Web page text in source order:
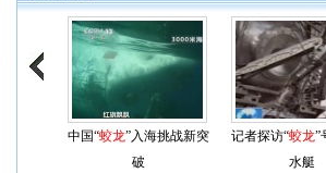
中国“蛟龙”入海挑战新突
破
记者探访“蛟龙”
水艇